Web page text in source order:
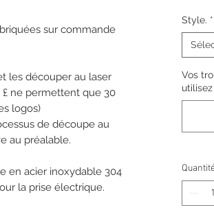
sur commande
les découper au laser
£ ne permettent que 30
logos)
de découpe au
au préalable.
en acier inoxydable 304
la prise électrique.
Style. *
Vos